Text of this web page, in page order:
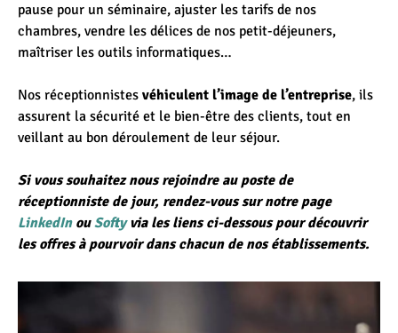
pause pour un séminaire, ajuster les tarifs de nos
chambres, vendre les délices de nos petit-déjeuners,
maîtriser les outils informatiques…
Nos réceptionnistes véhiculent l’image de l’entreprise, ils
assurent la sécurité et le bien-être des clients, tout en
veillant au bon déroulement de leur séjour.
Si vous souhaitez nous rejoindre au poste de
réceptionniste de jour, rendez-vous sur notre page
LinkedIn ouSofty via les liens ci-dessous pour découvrir
les offres à pourvoir dans chacun de nos établissements.